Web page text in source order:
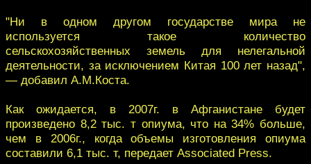
"Ни в одном другом государстве мира не
используется такое количество
сельскохозяйственных земель для нелегальной
деятельности, за исключением Китая 100 лет назад",
— добавил А.М.Коста.
Как ожидается, в 2007г. в Афганистане будет
произведено 8,2 тыс. т опиума, что на 34% больше,
чем в 2006г., когда объемы изготовления опиума
составили 6,1 тыс. т, передает Associated Press.